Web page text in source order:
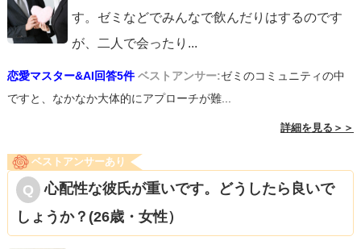
す。ゼミなどでみんなで飲んだりはするのです
が、二人で会ったり ...
恋愛マスター&AI回答5件 ベストアンサー:ゼミのコミュニティの中
ですと、なかなか大体的にアプローチが難...
詳細を見る＞＞
ベストアンサーあり
心配性な彼氏が重いです。どうしたら良いで
しょうか？(26歳・女性）